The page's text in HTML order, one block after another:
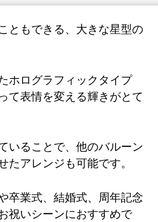
ともできる、大きな星型の
ホログラフィックタイプ
て表情を変える輝きがとて
いることで、他のバルーン
たアレンジも可能です。
卒業式、結婚式、周年記念
祝いシーンにおすすめで